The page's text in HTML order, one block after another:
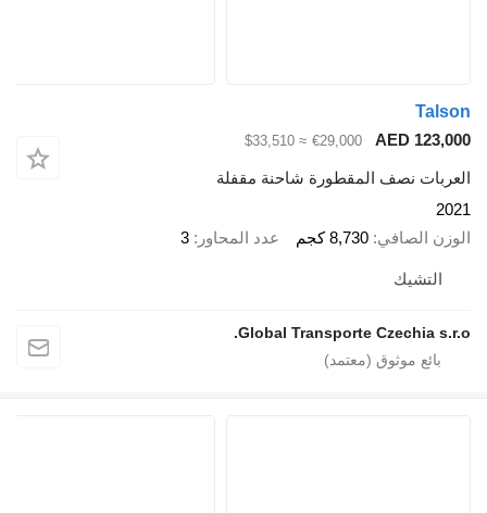
AED
€29,000
≈ $33,510
نصف المقطورة شاحنة مقفلة
الصافي 8,730 كجم عدد المحاور 3
التشيك
Global Transporte Czechia